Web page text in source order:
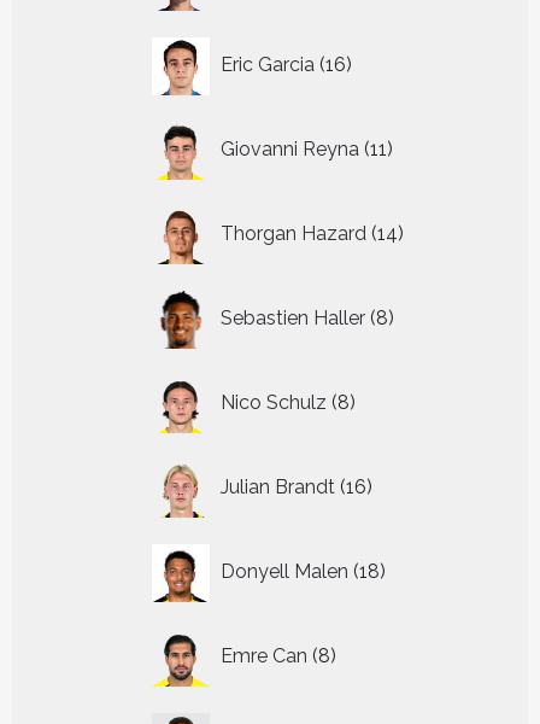
Eric Garcia 16
producten
Giovanni Reyna 11
producten
Thorgan Hazard 14
producten
Sebastien Haller 8
producten
Nico Schulz 8
producten
Julian Brandt 16
producten
Donyell Malen 18
producten
Emre Can 8
producten